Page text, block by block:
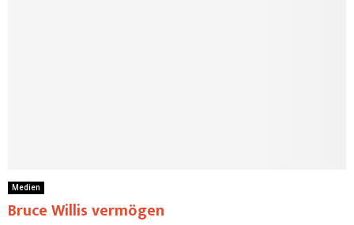
Medien
Bruce Willis vermögen